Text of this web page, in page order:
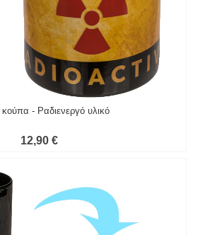
- Ραδιενεργό υλικό
12,90 €